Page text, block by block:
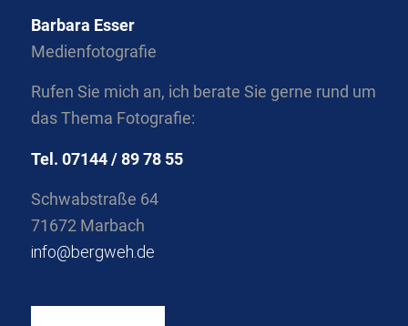
Barbara Esser
Medienfotografie
Rufen Sie mich an, ich berate Sie gerne rund um
das Thema Fotografie:
Tel. 07144 / 89 78 55
Schwabstraße 64
71672 Marbach
info@bergweh.de